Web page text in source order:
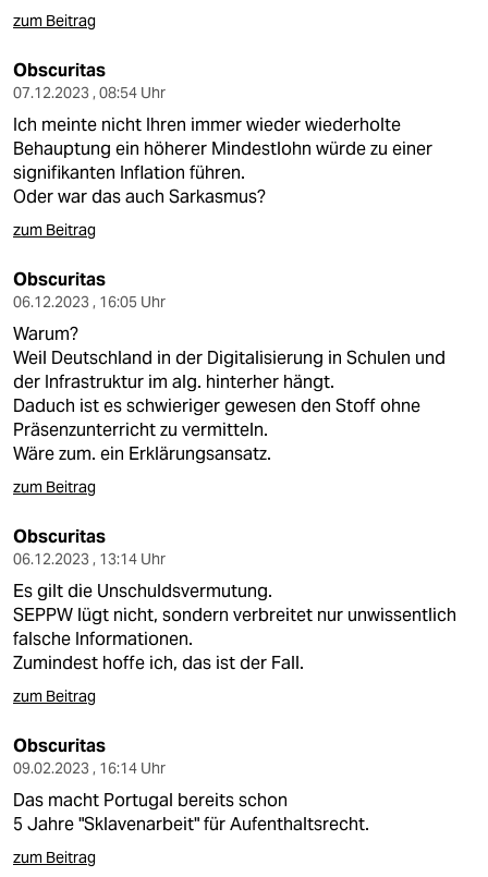
zum Beitrag
Obscuritas
07.12.2023 , 08:54 Uhr
Ich meinte nicht Ihren immer wieder wiederholte
Behauptung ein höherer Mindestlohn würde zu einer
signifikanten Inflation führen.
Oder war das auch Sarkasmus?
zum Beitrag
Obscuritas
06.12.2023 , 16:05 Uhr
Warum?
Weil Deutschland in der Digitalisierung in Schulen und
der Infrastruktur im alg. hinterher hängt.
Daduch ist es schwieriger gewesen den Stoff ohne
Präsenzunterricht zu vermitteln.
Wäre zum. ein Erklärungsansatz.
zum Beitrag
Obscuritas
06.12.2023 , 13:14 Uhr
Es gilt die Unschuldsvermutung.
SEPPW lügt nicht, sondern verbreitet nur unwissentlich
falsche Informationen.
Zumindest hoffe ich, das ist der Fall.
zum Beitrag
Obscuritas
09.02.2023 , 16:14 Uhr
Das macht Portugal bereits schon
5 Jahre "Sklavenarbeit" für Aufenthaltsrecht.
zum Beitrag